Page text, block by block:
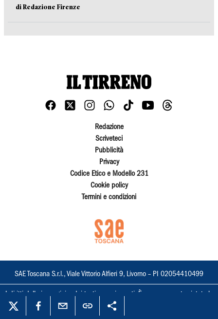
di Redazione Firenze
Redazione
Scriveteci
Pubblicità
Privacy
Codice Etico e Modello 231
Cookie policy
Termini e condizioni
SAE Toscana S.r.l., Viale Vittorio Alfieri 9, Livorno – PI 02054410499
I diritti delle immagini e dei testi sono riservati. È espressamente vietata la
loro riproduzione con qualsiasi mezzo e l'adattamento totale o parziale.